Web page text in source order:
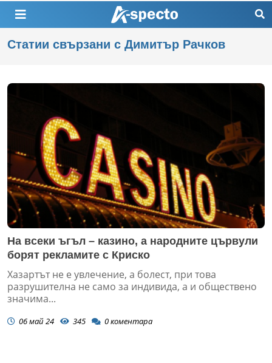
Статии свързани с Димитър Рачков
На всеки ъгъл – казино, а народните цървули
борят рекламите с Криско
Хазартът не е увлечение, а болест, при това
разрушителна не само за индивида, а и обществено
значима...
06 май 24 345 0коментара